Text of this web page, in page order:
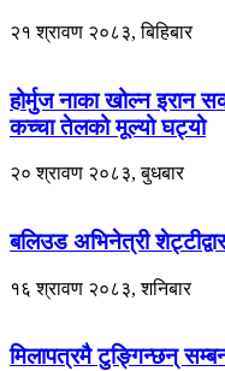
२१ श्रावण २०८३, बिहिबार
होर्मुज नाका खोल्न इरान
कच्चा तेलको मूल्यो घट्यो
२० श्रावण २०८३, बुधबार
बलिउड अभिनेत्री
१६ श्रावण २०८३, शनिबार
मिलापत्रमै टुङ्गिन्छन्